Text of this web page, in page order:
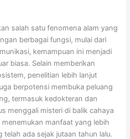
salah satu fenomena alam yang
berbagai fungsi, mulai dari
kemampuan ini menjadi
biasa. Selain memberikan
penelitian lebih lanjut
berpotensi membuka peluang
termasuk kedokteran dan
menggali misteri di balik cahaya
manfaat yang lebih
telah ada sejak jutaan tahun lalu.